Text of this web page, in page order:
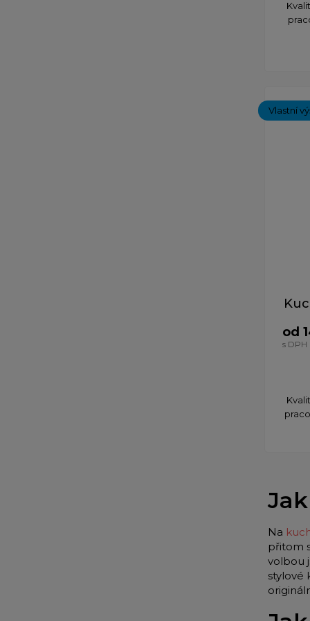
Vlastní
od
s DPH
Na
přitom
volbou
stylové